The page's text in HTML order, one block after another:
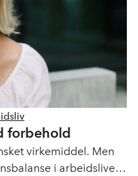
forbehold
virkemiddel. Men
i arbeidslivet